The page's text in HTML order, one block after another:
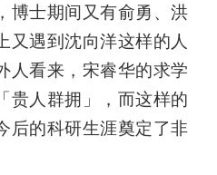
博士期间又有俞勇、洪
又遇到沈向洋这样的人
人看来，宋睿华的求学
贵人群拥」，而这样的
后的科研生涯奠定了非